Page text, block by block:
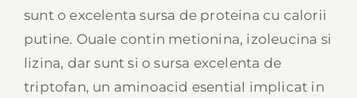
sunt o excelenta sursa de proteina cu calorii
putine. Ouale contin metionina, izoleucina si
lizina, dar sunt si o sursa excelenta de
triptofan, un aminoacid esential implicat in